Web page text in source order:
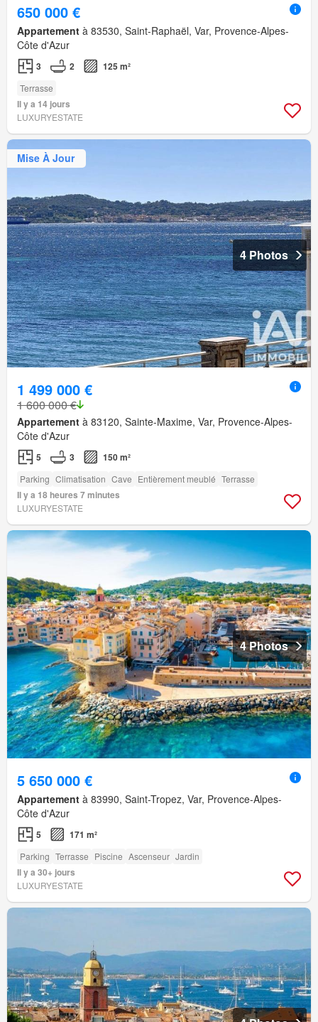
650 000 €
Appartement à 83530, Saint-Raphaël, Var, Provence-Alpes-
Côte d'Azur
3 2 125 m²
Terrasse
Il y a 14 jours
LUXURYESTATE
Mise À Jour
4 Photos
1 499 000 €
1 600 000 €
Appartement à 83120, Sainte-Maxime, Var, Provence-Alpes-
Côte d'Azur
5 3 150 m²
Parking Climatisation Cave Entièrement meublé Terrasse
Il y a 18 heures 7 minutes
LUXURYESTATE
4 Photos
5 650 000 €
Appartement à 83990, Saint-Tropez, Var, Provence-Alpes-
Côte d'Azur
5 171 m²
Parking Terrasse Piscine Ascenseur Jardin
Il y a 30+ jours
LUXURYESTATE